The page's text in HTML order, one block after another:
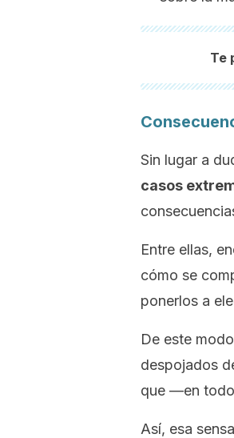
Te
Sin lugar a
casos
Entre ellas,
cómo se
ponerlos a
De este
despojados
que —en
Así, esa